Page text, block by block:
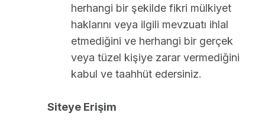
herhangi bir şekilde fikri mülkiyet
haklarını veya ilgili mevzuatı ihlal
etmediğini ve herhangi bir gerçek
veya tüzel kişiye zarar vermediğini
kabul ve taahhüt edersiniz.
Siteye Erişim